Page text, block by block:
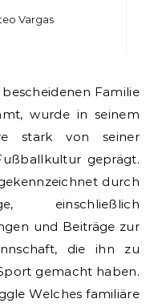
Vargas
wurde in seinem
stark von seiner
geprägt.
durch
einschließlich
und Beiträge zur
die ihn zu
gemacht haben.
Welches familiäre